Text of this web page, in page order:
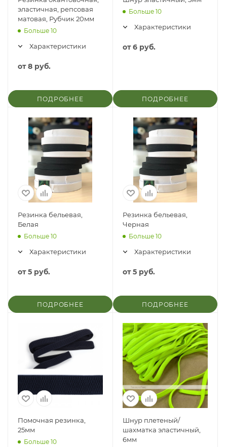
эластичная, репсовая
матовая, Рубчик 20мм
Больше 10
Характеристики
от8 руб.
ПОДРОБНЕЕ
Больше 10
Характеристики
от6 руб.
ПОДРОБНЕЕ
Резинка бельевая,
Белая
Больше 10
Характеристики
от5 руб.
ПОДРОБНЕЕ
Резинка бельевая,
Черная
Больше 10
Характеристики
от5 руб.
ПОДРОБНЕЕ
Помочная резинка,
25мм
Больше 10
Шнур плетеный/
шахматка эластичный,
6мм